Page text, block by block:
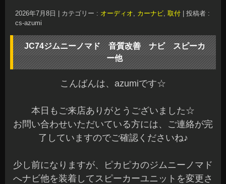
2026年7月8日 カテゴリー : オーディオ, カーナビ, 取付
投稿者 :
cs-azumi
JC74ジムニーノマド 音質改善 ナビ スピーカ
ー他
こんばんは、azumiです☆
本日もご来店ありがとうございました☆
お問い合わせいただいている方には、ご連絡が完
了していますのでご確認くださいね♪
少し前になりますが、ピカピカのジムニーノマド
へナビ他を装着してスピーカーユニットを変更さ